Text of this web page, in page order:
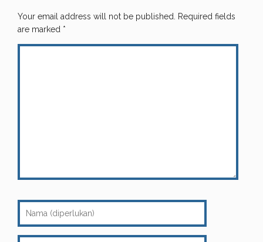
Your email address will not be published.
Required fields
are marked *